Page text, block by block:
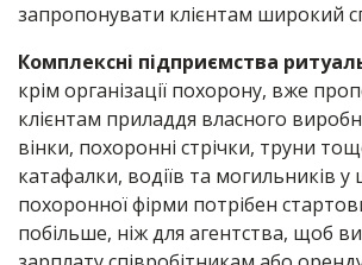
запропонувати клієнтам широкий
Комплексні підприємства
крім організації похорону, вже
клієнтам приладдя власного
вінки, похоронні стрічки, труни
катафалки, водіїв та могильників у
похоронної фірми потрібен
побільше, ніж для агентства, щоб